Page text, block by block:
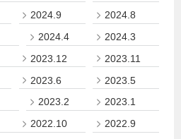
2024.9
2024.8
2024.4
2024.3
2023.12
2023.11
2023.6
2023.5
2023.2
2023.1
2022.10
2022.9